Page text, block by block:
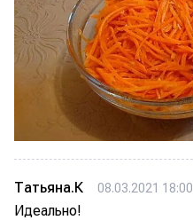
Татьяна.К 08.03.2021 18:00
Идеально!